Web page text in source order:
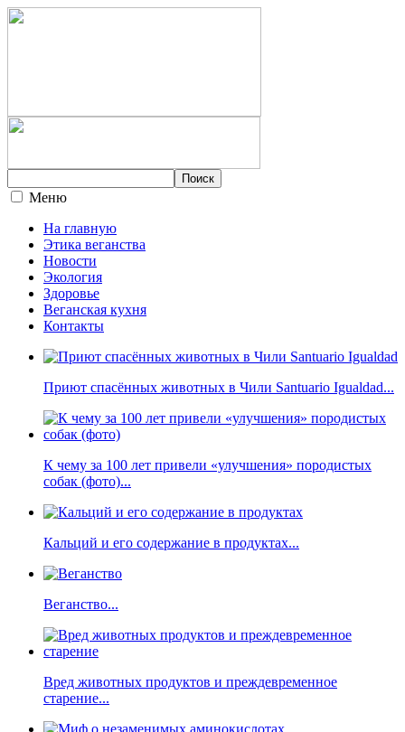
Меню
На главную
Этика веганства
Новости
Экология
Здоровье
Веганская кухня
Контакты
Приют спасённых животных в Чили Santuario Igualdad...
К чему за 100 лет привели «улучшения» породистых
собак (фото)...
Кальций и его содержание в продуктах...
Веганство...
Вред животных продуктов и преждевременное
старение...